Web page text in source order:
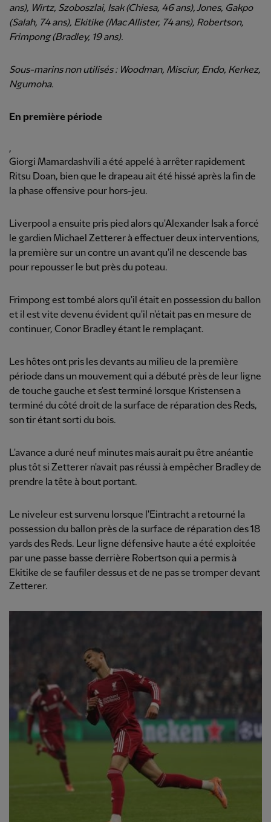
ans), Wirtz, Szoboszlai, Isak (Chiesa, 46 ans), Jones, Gakpo
(Salah, 74 ans), Ekitike (Mac Allister, 74 ans), Robertson,
Frimpong (Bradley, 19 ans).
Sous-marins non utilisés : Woodman, Misciur, Endo, Kerkez,
Ngumoha.
En première période
,
Giorgi Mamardashvili a été appelé à arrêter rapidement
Ritsu Doan, bien que le drapeau ait été hissé après la fin de
la phase offensive pour hors-jeu.
Liverpool a ensuite pris pied alors qu'Alexander Isak a forcé
le gardien Michael Zetterer à effectuer deux interventions,
la première sur un contre un avant qu'il ne descende bas
pour repousser le but près du poteau.
Frimpong est tombé alors qu'il était en possession du ballon
et il est vite devenu évident qu'il n'était pas en mesure de
continuer, Conor Bradley étant le remplaçant.
Les hôtes ont pris les devants au milieu de la première
période dans un mouvement qui a débuté près de leur ligne
de touche gauche et s'est terminé lorsque Kristensen a
terminé du côté droit de la surface de réparation des Reds,
son tir étant sorti du bois.
L'avance a duré neuf minutes mais aurait pu être anéantie
plus tôt si Zetterer n'avait pas réussi à empêcher Bradley de
prendre la tête à bout portant.
Le niveleur est survenu lorsque l'Eintracht a retourné la
possession du ballon près de la surface de réparation des 18
yards des Reds. Leur ligne défensive haute a été exploitée
par une passe basse derrière Robertson qui a permis à
Ekitike de se faufiler dessus et de ne pas se tromper devant
Zetterer.